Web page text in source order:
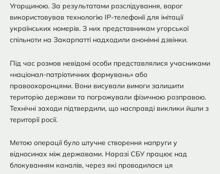
Угорщиною. За результатами розслідування, ворог
використовував технологію IP-телефонії для імітації
українських номерів. З них представникам угорської
спільноти на Закарпатті надходили анонімні дзвінки.
Під час розмов невідомі особи представлялися учасниками
«націонал-патріотичних формувань» або
правоохоронцями. Вони висували вимоги залишити
територію держави та погрожували фізичною розправою.
Технічні заходи підтвердили, що насправді виклики йшли з
території росії.
Метою операції було штучне створення напруги у
відносинах між державами. Наразі СБУ працює над
блокуванням каналів, через які проводилася ця